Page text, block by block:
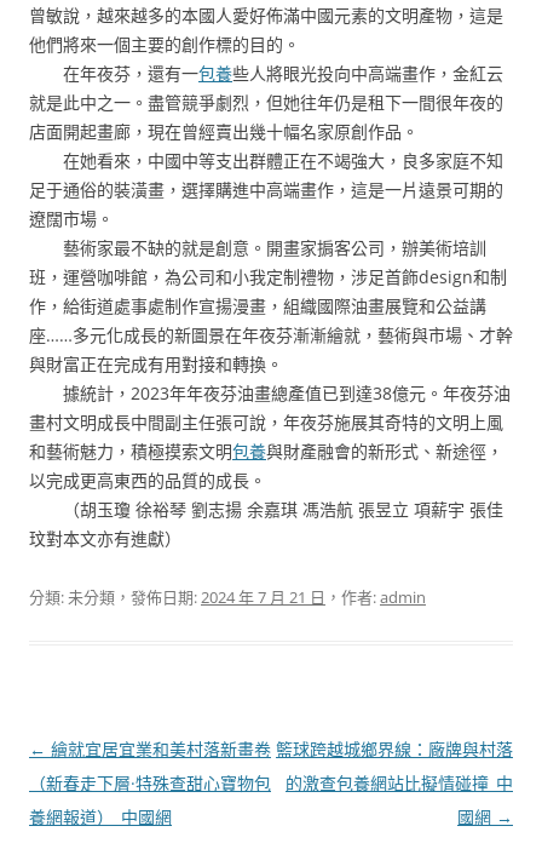
曾敏說，越來越多的本國人愛好佈滿中國元素的文明產物，這是
他們將來一個主要的創作標的目的。
在年夜芬，還有一包養些人將眼光投向中高端畫作，金紅云
就是此中之一。盡管競爭劇烈，但她往年仍是租下一間很年夜的
店面開起畫廊，現在曾經賣出幾十幅名家原創作品。
在她看來，中國中等支出群體正在不竭強大，良多家庭不知
足于通俗的裝潢畫，選擇購進中高端畫作，這是一片遠景可期的
遼闊市場。
藝術家最不缺的就是創意。開畫家掮客公司，辦美術培訓
班，運營咖啡館，為公司和小我定制禮物，涉足首飾design和制
作，給街道處事處制作宣揚漫畫，組織國際油畫展覽和公益講
座……多元化成長的新圖景在年夜芬漸漸繪就，藝術與市場、才幹
與財富正在完成有用對接和轉換。
據統計，2023年年夜芬油畫總產值已到達38億元。年夜芬油
畫村文明成長中間副主任張可說，年夜芬施展其奇特的文明上風
和藝術魅力，積極摸索文明包養與財產融會的新形式、新途徑，
以完成更高東西的品質的成長。
（胡玉瓊 徐裕琴 劉志揚 余嘉琪 馮浩航 張昱立 項薪宇 張佳
玟對本文亦有進獻）
分類: 未分類，發佈日期:2024 年 7 月 21 日 ，作者:admin
文
章
導
← 繪就宜居宜業和美村落新畫卷
（新春走下層·特殊查甜心寶物包
養網報道）_中國網
籃球跨越城鄉界線：廠牌與村落
的激查包養網站比擬情碰撞_中
國網 →